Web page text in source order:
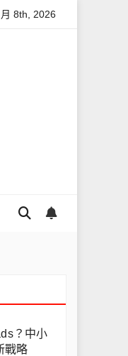
教學
8th, 2026
？中小
戰略